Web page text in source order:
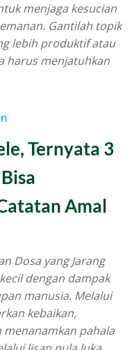
menjaga kesucian
Gantilah topik
lebih produktif atau
harus menjatuhkan
Ternyata 3
Amal
Dosa yang Jarang
dengan dampak
manusia. Melalui
kebaikan,
pahala